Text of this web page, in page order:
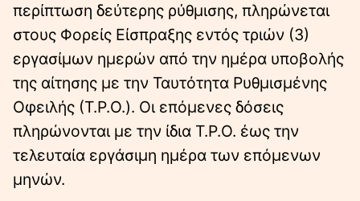
περίπτωση δεύτερης ρύθμισης, πληρώνεται
στους Φορείς Είσπραξης εντός τριών (3)
εργασίμων ημερών από την ημέρα υποβολής
της αίτησης με την Ταυτότητα Ρυθμισμένης
Οφειλής (Τ.Ρ.Ο.). Οι επόμενες δόσεις
πληρώνονται με την ίδια Τ.Ρ.Ο. έως την
τελευταία εργάσιμη ημέρα των επόμενων
μηνών.